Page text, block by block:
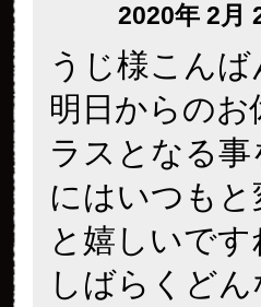
2020年 2月
うじ様こんば
明日からの
ラスとなる
にはいつも
と嬉しいです
しばらくど